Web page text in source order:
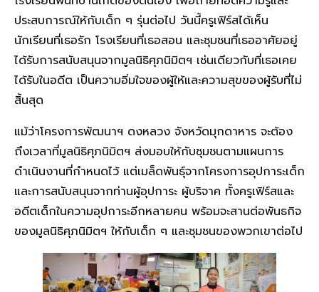
ประสบการณ์ให้กับเด็ก ๆ รุ่นต่อไป วันนี้ครูเฟิร์สได้เห็น
นักเรียนที่เธอรัก โรงเรียนที่เธอสอน และชุมชนที่เธออาศัยอยู่
ได้รับการสนับสนุนจากมูลนิธิศุภนิมิตฯ เช่นเดียวกับที่เธอเคย
ได้รับในอดีต เป็นความอิ่มใจของผู้ให้และความสุขของผู้รับที่ไม่
สิ้นสุด
แม้ว่าโครงการพัฒนาฯ ดงหลวง จังหวัดมุกดาหาร จะต้อง
ถึงเวลาที่มูลนิธิศุภนิมิตฯ ส่งมอบให้กับชุมชนตามแผนการ
ดำเนินงานที่กำหนดไว้ แต่เมล็ดพันธุ์จากโครงการอุปการะเด็ก
และการสนับสนุนจากท่านผู้อุปการะ ผู้บริจาค ทั้งครูเฟิร์สและ
อดีตเด็กในความอุปการะอีกหลายคน พร้อมจะสานต่อพันธกิจ
ของมูลนิธิศุภนิมิตฯ ให้กับเด็ก ๆ และชุมชนของพวกเขาต่อไป